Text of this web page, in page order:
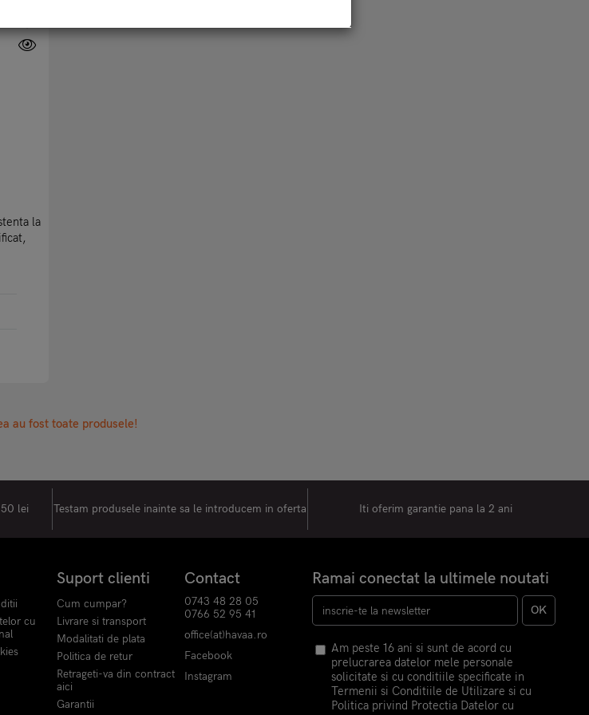
la
au fost toate produsele!
lei Testam produsele inainte sa le introducem in oferta Iti oferim garantie pana la 2 ani
cu
Suport clienti
Cum cumpar?
Livrare si transport
Modalitati de plata
Politica de retur
Retrageti-va din contract
aici
Garantii
Contact
0743 48 28 05
0766 52 95 41
office(at)havaa.ro
Facebook
Instagram
Ramai conectat la ultimele noutati
OK
Am peste 16 ani si sunt de acord cu
prelucrarea datelor mele personale
solicitate si cu conditiile specificate in
Termenii si Conditiile de Utilizare si cu
Politica privind Protectia Datelor cu